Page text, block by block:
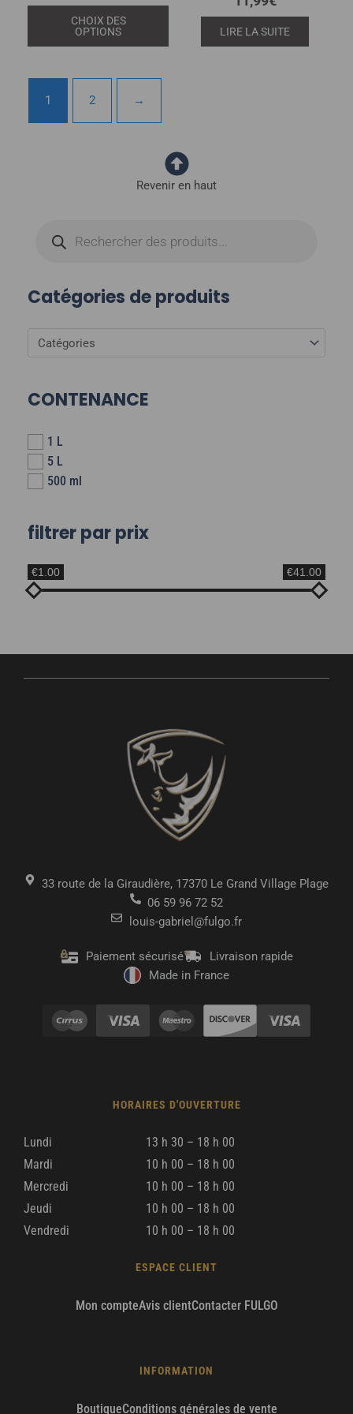
Catégories de produits
Catégories
CONTENANCE
1 L
5 L
500 ml
filtrer par prix
€1.00 €41.00
sur 5
CHOIX DES
OPTIONS
du
produit
sur 5
LIRE LA SUITE
1 2 →
Revenir en haut
33 route de la Giraudière, 17370 Le Grand Village Plage
06 59 96 72 52
louis-gabriel@fulgo.fr
Paiement sécurisé
Livraison rapide
Made in France
HORAIRES D'OUVERTURE
Lundi
13 h 30 – 18 h 00
Mardi
10 h 00 – 18 h 00
Mercredi
10 h 00 – 18 h 00
Jeudi
10 h 00 – 18 h 00
Vendredi
10 h 00 – 18 h 00
ESPACE CLIENT
Mon compteAvis clientContacter FULGO
INFORMATION
BoutiqueConditions générales de vente